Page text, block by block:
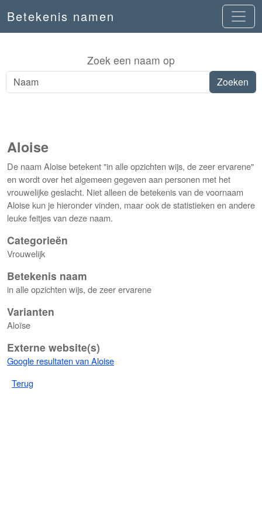
Betekenis namen
Zoek een naam op
Aloise
De naam Aloise betekent "in alle opzichten wijs, de zeer ervarene"
en wordt over het algemeen gegeven aan personen met het
vrouwelijke geslacht. Niet alleen de betekenis van de voornaam
Aloise kun je hieronder vinden, maar ook de statistieken en andere
leuke feitjes van deze naam.
Categorieën
Vrouwelijk
Betekenis naam
in alle opzichten wijs, de zeer ervarene
Varianten
Aloïse
Externe website(s)
Google resultaten van Aloise
Terug